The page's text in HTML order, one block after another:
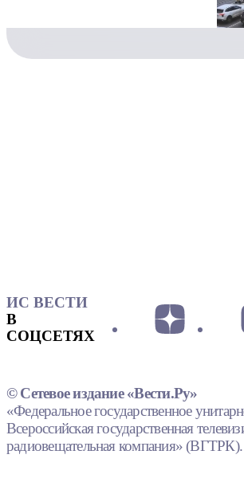
ИС ВЕСТИ
В
СОЦСЕТЯХ
© Сетевое издание «Вести.Ру»
«Федеральное государственное
Всероссийская государственная
радиовещательная компания» (ВГТРК).